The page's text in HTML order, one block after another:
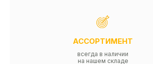
АССОРТИМЕНТ
всегда в наличии
на нашем складе